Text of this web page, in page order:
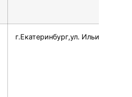
г.Екатеринбург,ул. Ильича, 40